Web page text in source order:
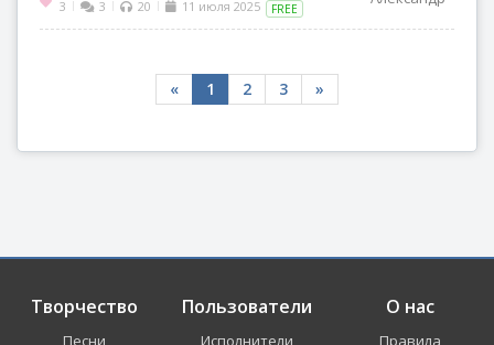
3 | 3 | 20 | 11 июля 2025 FREE
« 1 2 3 »
Творчество
Песни
Пользователи
Исполнители
О нас
Правила